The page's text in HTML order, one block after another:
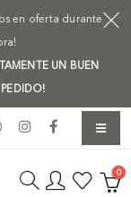
en oferta durante
UN BUEN
0